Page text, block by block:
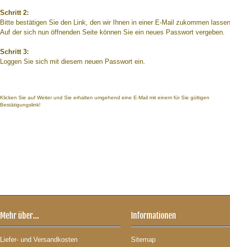
Schritt 2:
Bitte bestätigen Sie den Link, den wir Ihnen in einer E-Mail zukommen
Auf der sich nun öffnenden Seite können Sie ein neues Passwort vergeben.
Schritt 3:
Loggen Sie sich mit diesem neuen Passwort ein.
Klicken Sie auf Weiter und Sie erhalten umgehend eine E-Mail mit einem für Sie gültigen
Bestätigungslink!
Mehr über...
Liefer- und Versandkosten
Informationen
Sitemap